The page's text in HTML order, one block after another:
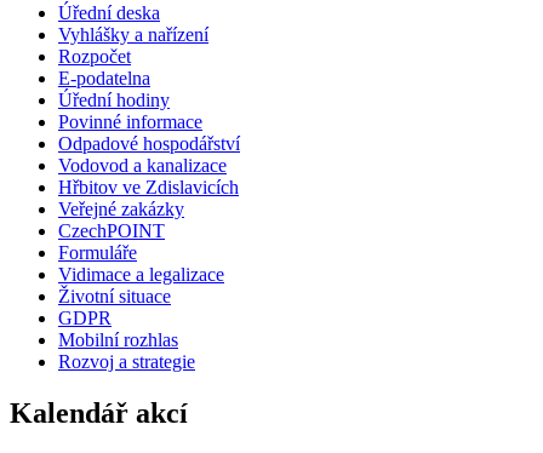
Úřední deska
Vyhlášky a nařízení
Rozpočet
E-podatelna
Úřední hodiny
Povinné informace
Odpadové hospodářství
Vodovod a kanalizace
Hřbitov ve Zdislavicích
Veřejné zakázky
CzechPOINT
Formuláře
Vidimace a legalizace
Životní situace
GDPR
Mobilní rozhlas
Rozvoj a strategie
Kalendář akcí